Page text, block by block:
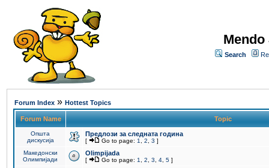
Search
Forum Index » Hottest Topics
Forum Name Topic
Општа
дискусија
Предлози за следната година
[ Go to page: 1 2 3 ]
Македонски
Олимпијади
Olimpijada
[ Go to page: 1 2 3 4 5 ]